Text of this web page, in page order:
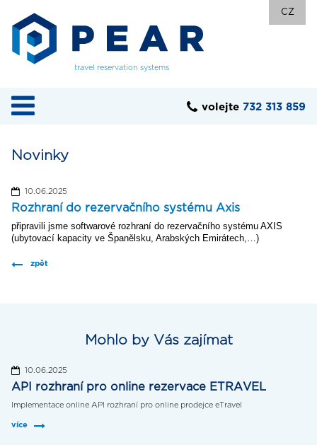
travel reservation systems
CZ
volejte 732 313 859
Novinky
10.06.2025
Rozhraní do rezervačního systému Axis
připravili jsme softwarové rozhraní do rezervačního systému AXIS
(ubytovací kapacity ve Španělsku, Arabských Emirátech,…)
zpět
Mohlo by Vás zajímat
10.06.2025
API rozhraní pro online rezervace ETRAVEL
Implementace online API rozhraní pro online prodejce eTravel
více